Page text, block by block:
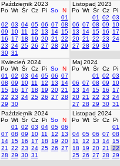
Październik 2023
Po Wt Śr Cz Pi So
N
01
02 03 04 05 06 07 08
09
10 11 12 13 14 15
16
17 18 19 20 21
22
23 24 25 26 27 28 29
30 31
Listopad 2023
Po Wt Śr Cz Pi
01
02 03
06 07 08 09 10
13
14 15 16 17
20 21 22 23 24
27 28 29 30
Kwiecień 2024
Po Wt Śr Cz Pi So
N
01
02 03 04 05 06 07
08 09 10 11 12 13
14
15 16 17 18 19 20 21
22 23 24 25 26 27 28
29 30
Maj 2024
Po Wt Śr Cz Pi
01
02 03
06 07 08 09 10
13
14 15 16 17
20 21 22 23 24
27 28 29 30 31
Październik 2024
Po Wt Śr Cz Pi So
N
01
02 03 04 05 06
07 08 09 10 11 12
13
14 15 16 17 18 19 20
21
22 23 24 25 26 27
28 29 30 31
Listopad 2024
Po Wt Śr Cz Pi
01
04 05 06 07 08
11
12 13 14 15
18
19 20 21 22
25 26 27 28 29